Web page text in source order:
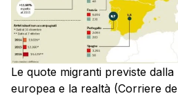
Le quote migranti previste
europea e la realtà (Corriere